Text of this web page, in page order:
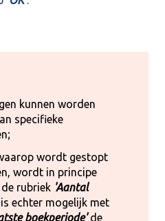
kunnen worden
specifieke
wordt gestopt
wordt in principe
rubriek 'Aantal
echter mogelijk met
boekperiode'de